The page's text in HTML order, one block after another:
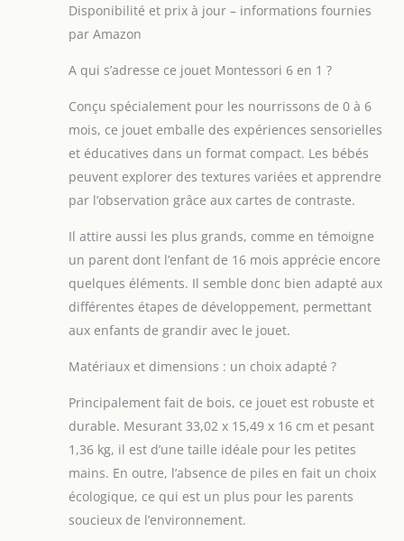
Disponibilité et prix à jour – informations fournies
par Amazon
A qui s’adresse ce jouet Montessori 6 en 1 ?
Conçu spécialement pour les nourrissons de 0 à 6
mois, ce jouet emballe des expériences sensorielles
et éducatives dans un format compact. Les bébés
peuvent explorer des textures variées et apprendre
par l’observation grâce aux cartes de contraste.
Il attire aussi les plus grands, comme en témoigne
un parent dont l’enfant de 16 mois apprécie encore
quelques éléments. Il semble donc bien adapté aux
différentes étapes de développement, permettant
aux enfants de grandir avec le jouet.
Matériaux et dimensions : un choix adapté ?
Principalement fait de bois, ce jouet est robuste et
durable. Mesurant 33,02 x 15,49 x 16 cm et pesant
1,36 kg, il est d’une taille idéale pour les petites
mains. En outre, l’absence de piles en fait un choix
écologique, ce qui est un plus pour les parents
soucieux de l’environnement.